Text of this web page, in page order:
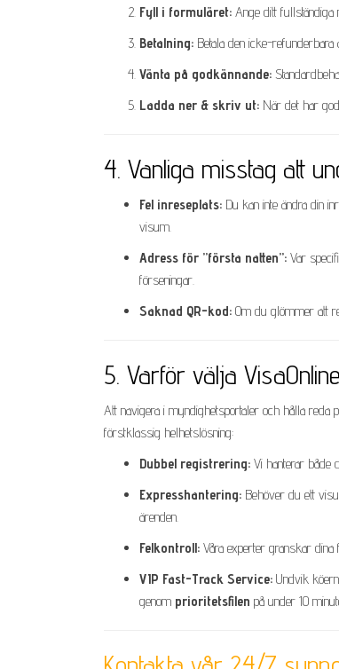
Fyll i formuläret: Ange ditt
Betalning: Betala den icke-
Vänta på godkännande:
Ladda ner & skriv ut: När det har
4. Vanliga misstag att
Fel inreseplats: Du kan inte ändra din
visum.
Adress för ”första natten”: Var
förseningar.
Saknad QR-kod: Om du glömmer att
5. Varför välja
Att navigera i myndighetsportaler och hålla
förstklassig helhetslösning:
Dubbel registrering: Vi hanterar både
Expresshantering: Behöver du ett
ärenden.
Felkontroll: Våra experter granskar
VIP Fast-Track Service: Undvik
genom prioritetsfilen på under 10